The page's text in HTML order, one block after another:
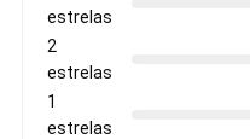
estrelas
2
estrelas
1
estrelas